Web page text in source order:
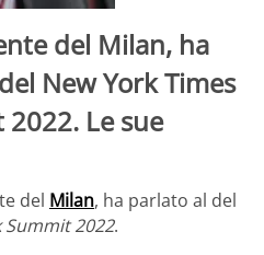
del Milan, ha
New York Times
Le sue
del Milan, ha parlato al del
Summit 2022.